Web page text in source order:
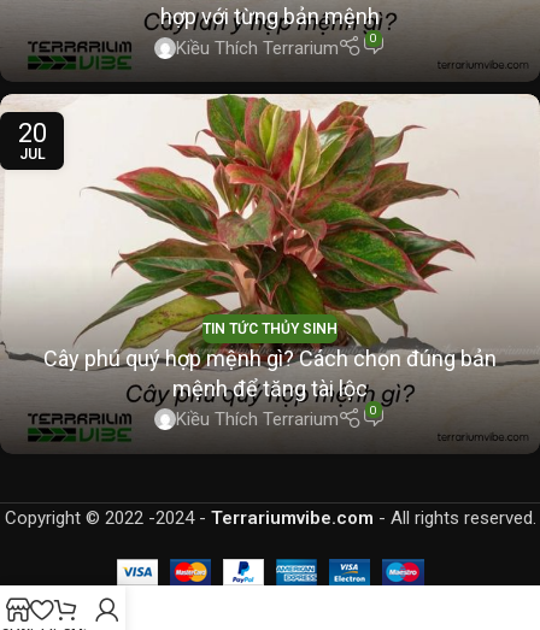
hợp với từng bản mệnh
Kiều Thích Terrarium 0
20
JUL
TIN TỨC THỦY SINH
Cây phú quý hợp mệnh gì? Cách chọn đúng bản
mệnh để tăng tài lộc
Kiều Thích Terrarium 0
Copyright © 2022 -2024 - Terrariumvibe.com - All rights reserved.